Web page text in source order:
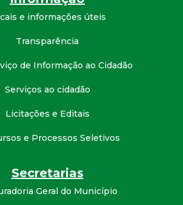
e informações úteis
Transparência
de Informação ao Cidadão
Serviços ao cidadão
Licitações e Editais
e Processos Seletivos
Secretarias
Geral do Município